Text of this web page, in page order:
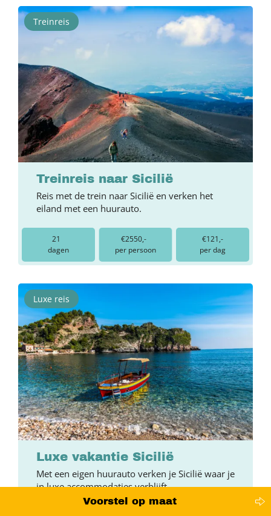
Treinreis
Treinreis naar Sicilië
Reis met de trein naar Sicilië en verken het
eiland met een huurauto.
21
dagen
€2550,-
per persoon
€121,-
per dag
Luxe reis
Luxe vakantie Sicilië
Met een eigen huurauto verken je Sicilië waar je
in luxe accommodaties verblijft
Voorstel op maat